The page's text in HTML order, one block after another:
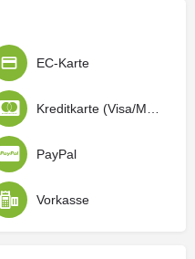
EC-Karte
PayPal
Vorkasse